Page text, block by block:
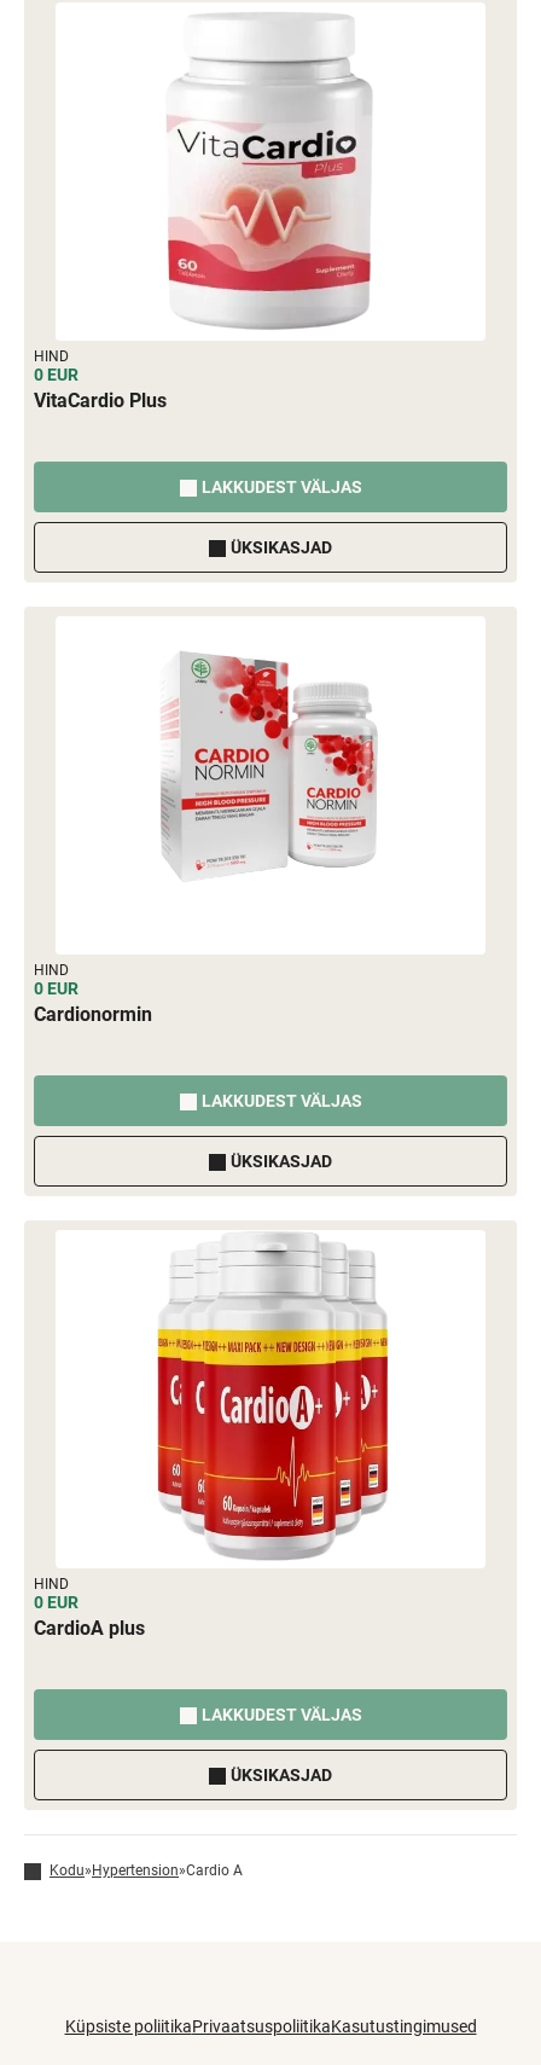
HIND
0 EUR
VitaCardio Plus
LAKKUDEST VÄLJAS
ÜKSIKASJAD
HIND
0 EUR
Cardionormin
LAKKUDEST VÄLJAS
ÜKSIKASJAD
HIND
0 EUR
CardioA plus
LAKKUDEST VÄLJAS
ÜKSIKASJAD
Kodu» Hypertension»Cardio A
Küpsiste poliitikaPrivaatsuspoliitikaKasutustingimused